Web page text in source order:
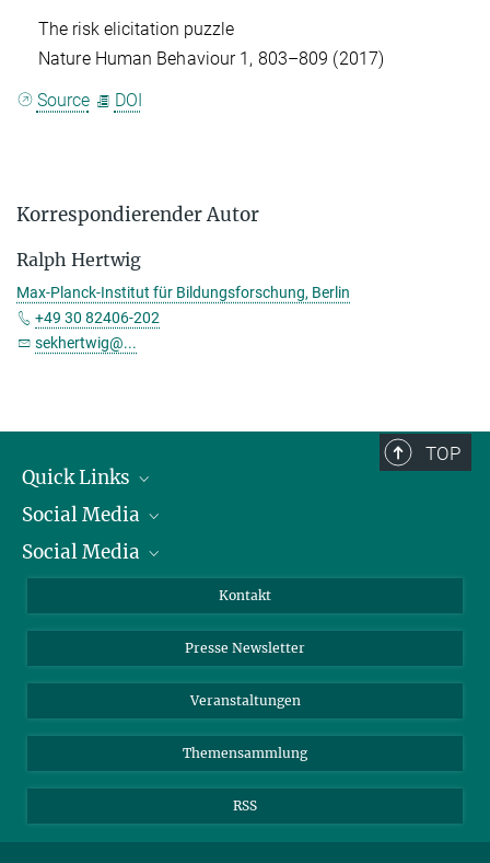
The risk elicitation puzzle
Nature Human Behaviour 1, 803–809 (2017)
Source DOI
Korrespondierender Autor
Ralph Hertwig
Max-Planck-Institut für Bildungsforschung, Berlin
+49 30 82406-202
sekhertwig@...
TOP
Quick Links
Präsident
Zahlen und Fakten
Meldestelle Fehlverhalten
Social Media
Bluesky
TikTok
Social Media
Instagram
YouTube
Kontakt
Presse Newsletter
Veranstaltungen
Themensammlung
RSS